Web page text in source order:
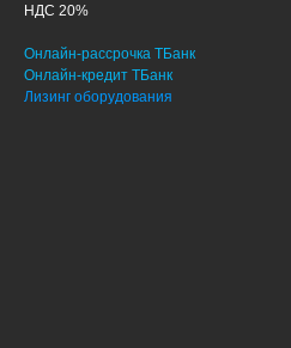
НДС 20%
Онлайн-рассрочка ТБанк
Онлайн-кредит ТБанк
Лизинг оборудования